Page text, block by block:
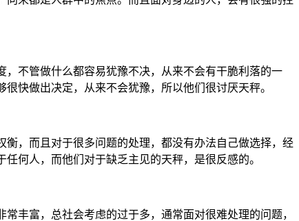
不管做什么都容易犹豫不决，从来不会有干脆利落的一
快做出决定，从来不会犹豫，所以他们很讨厌天秤。
，而且对于很多问题的处理，都没有办法自己做选择，经
何人，而他们对于缺乏主见的天秤，是很反感的。
丰富，总社会考虑的过于多，通常面对很难处理的问题，